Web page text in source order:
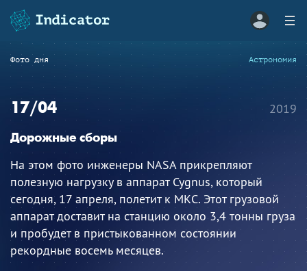
Фото дня Астрономия
17/04
Дорожные сборы
На этом фото инженеры NASA прикрепляют
полезную нагрузку в аппарат Cygnus, который
сегодня, 17 апреля, полетит к МКС. Этот грузовой
аппарат доставит на станцию около 3,4 тонны груза
и пробудет в пристыкованном состоянии
рекордные восемь месяцев.
2019